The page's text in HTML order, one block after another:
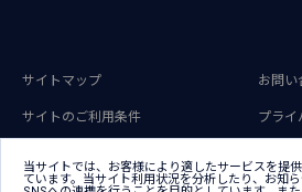
サイトマップ
お問い
サイトのご利用条件
プライ
当サイトでは、お客様により適したサービスを提
ています。当サイト利用状況を分析したり、お知